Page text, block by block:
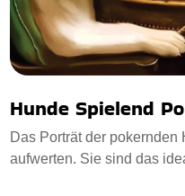
Hunde Spielend
Das Porträt der pokernden
aufwerten. Sie sind das